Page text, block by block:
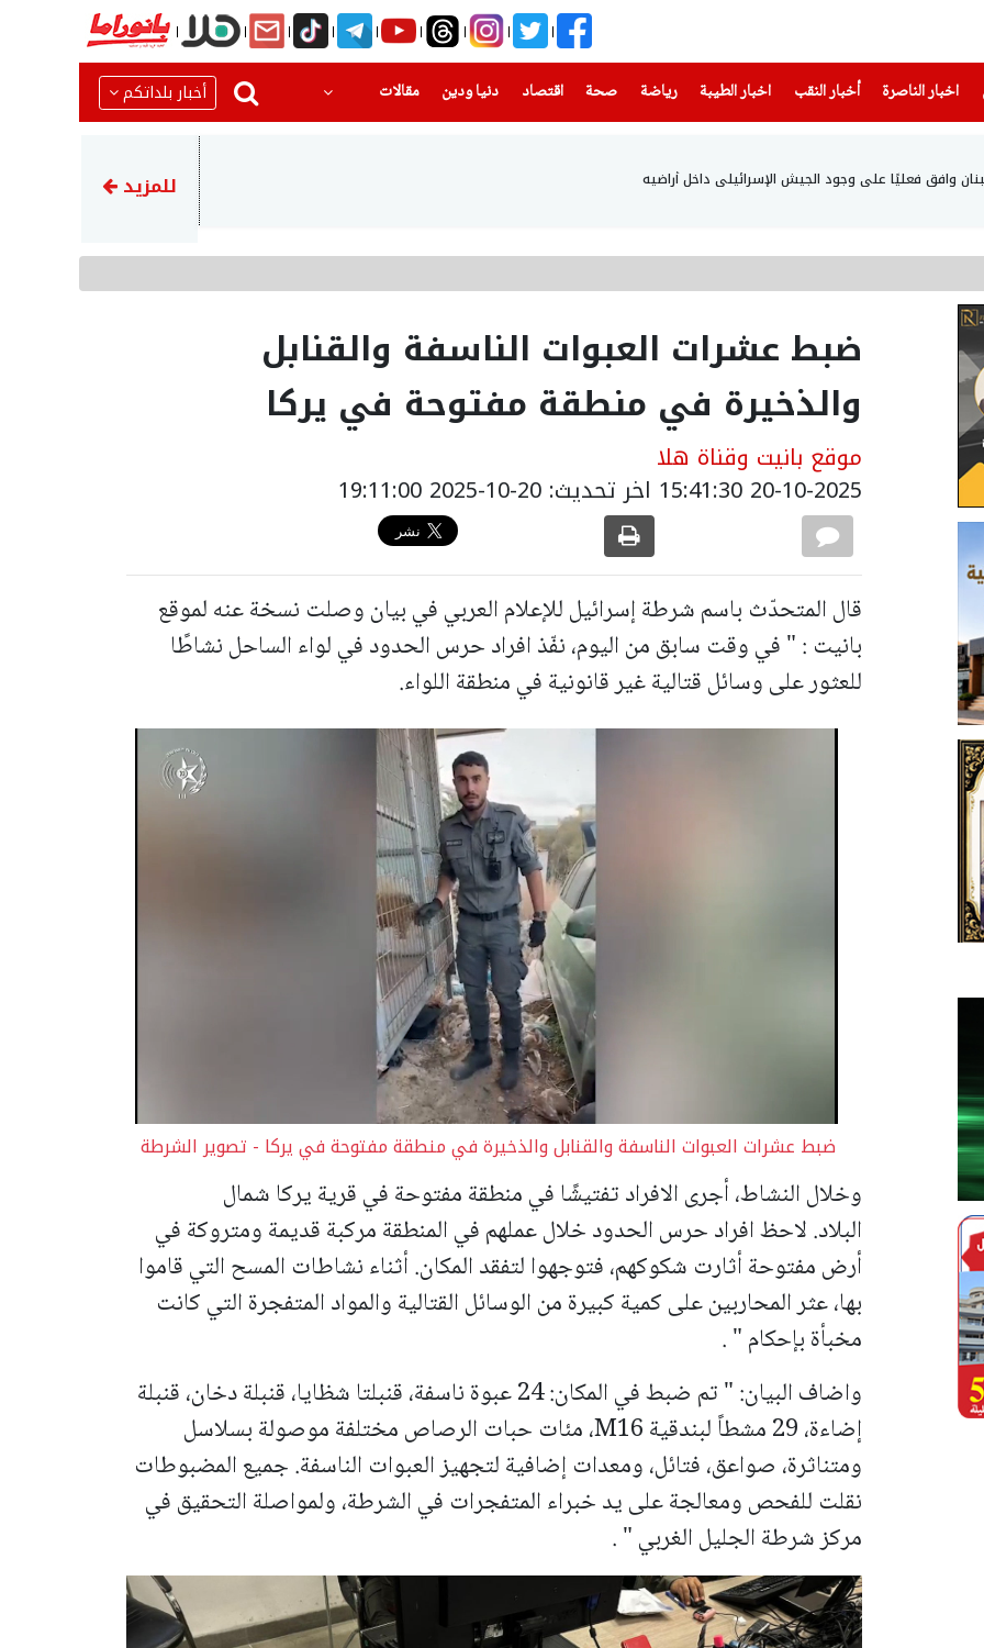
اخبار الناصرة
(current) أخبار النقب اخبار الطيبة(current) رياضة
(current) صحة(current) اقتصاد دنيا ودين
(current) مقالات أخبار بلداتكم
وافق فعليًا على وجود الجيش الإسرائيلي داخل أراضيه علماء يستخدمون أسماك
للمزيد
ضبط عشرات العبوات الناسفة والقنابل
والذخيرة في منطقة مفتوحة في يركا
موقع بانيت وقناة هلا
20-10-2025 15:41:30 اخر تحديث: 20-10-2025 19:11:00
قال المتحدّث باسم شرطة إسرائيل للإعلام العربي في بيان وصلت نسخة عنه لموقع
بانيت : " في وقت سابق من اليوم، نفّذ افراد حرس الحدود في لواء الساحل نشاطًا
للعثور على وسائل قتالية غير قانونية في منطقة اللواء.
ضبط عشرات العبوات الناسفة والقنابل والذخيرة في منطقة مفتوحة في يركا - تصوير الشرطة
وخلال النشاط، أجرى الافراد تفتيشًا في منطقة مفتوحة في قرية يركا شمال
البلاد.لاحظ افراد حرس الحدود خلال عملهم في المنطقة مركبة قديمة ومتروكة في
أرض مفتوحة أثارت شكوكهم، فتوجهوا لتفقد المكان. أثناء نشاطات المسح التي قاموا
بها، عثر المحاربين على كمية كبيرة من الوسائل القتالية والمواد المتفجرة التي كانت
مخبأة بإحكام " .
واضاف البيان: " تم ضبط في المكان:
24 عبوة ناسفة، قنبلتا شظايا، قنبلة دخان، قنبلة
إضاءة، 29 مشطاً لبندقية M16، مئات حبات الرصاص مختلفة موصولة بسلاسل
ومتناثرة، صواعق، فتائل، ومعدات إضافية لتجهيز العبوات الناسفة.جميع المضبوطات
نقلت للفحص ومعالجة على يد خبراء المتفجرات في الشرطة، ولمواصلة التحقيق في
مركز شرطة الجليل الغربي " .